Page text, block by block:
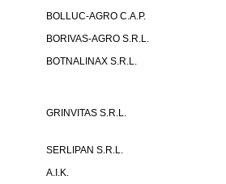
BOLLUC-AGRO C.A.P.
BORIVAS-AGRO S.R.L.
BOTNALINAX S.R.L.
GRINVITAS S.R.L.
SERLIPAN S.R.L.
A.I.K.